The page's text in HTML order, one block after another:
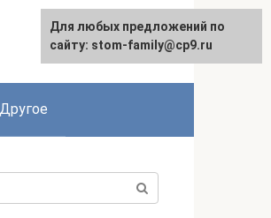
Другое
Для любых предложений по
сайту: stom-family@cp9.ru